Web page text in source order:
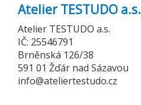
Atelier TESTUDO a.s.
Atelier TESTUDO a.s.
IČ: 25546791
Brněnská 126/38
591 01 Žďár nad Sázavou
info@ateliertestudo.cz